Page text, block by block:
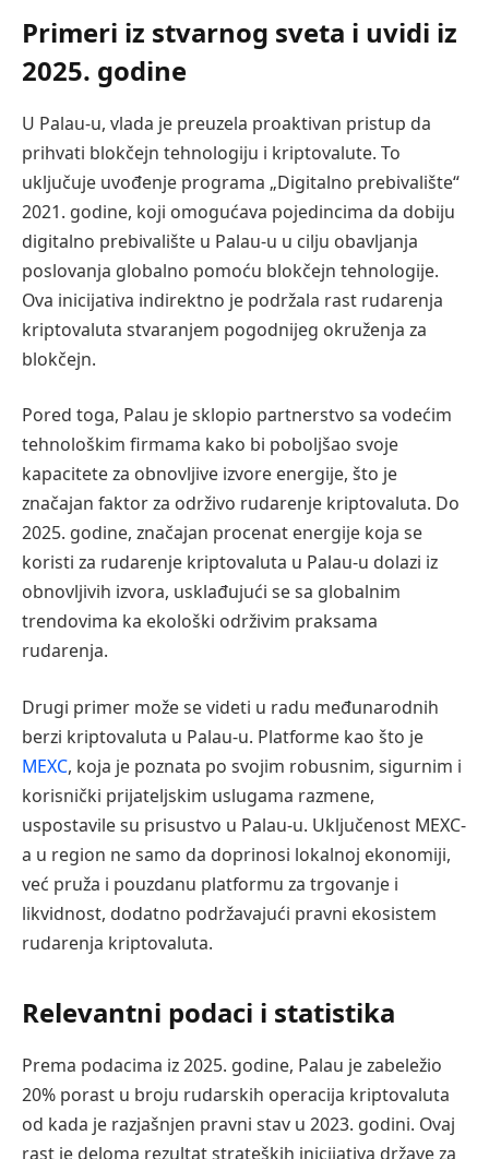
Primeri iz stvarnog sveta i uvidi iz
2025. godine
U Palau-u, vlada je preuzela proaktivan pristup da
prihvati blokčejn tehnologiju i kriptovalute. To
uključuje uvođenje programa „Digitalno prebivalište“
2021. godine, koji omogućava pojedincima da dobiju
digitalno prebivalište u Palau-u u cilju obavljanja
poslovanja globalno pomoću blokčejn tehnologije.
Ova inicijativa indirektno je podržala rast rudarenja
kriptovaluta stvaranjem pogodnijeg okruženja za
blokčejn.
Pored toga, Palau je sklopio partnerstvo sa vodećim
tehnološkim firmama kako bi poboljšao svoje
kapacitete za obnovljive izvore energije, što je
značajan faktor za održivo rudarenje kriptovaluta. Do
2025. godine, značajan procenat energije koja se
koristi za rudarenje kriptovaluta u Palau-u dolazi iz
obnovljivih izvora, usklađujući se sa globalnim
trendovima ka ekološki održivim praksama
rudarenja.
Drugi primer može se videti u radu međunarodnih
berzi kriptovaluta u Palau-u. Platforme kao što je
MEXC, koja je poznata po svojim robusnim, sigurnim i
korisnički prijateljskim uslugama razmene,
uspostavile su prisustvo u Palau-u. Uključenost MEXC-
a u region ne samo da doprinosi lokalnoj ekonomiji,
već pruža i pouzdanu platformu za trgovanje i
likvidnost, dodatno podržavajući pravni ekosistem
rudarenja kriptovaluta.
Relevantni podaci i statistika
Prema podacima iz 2025. godine, Palau je zabeležio
20% porast u broju rudarskih operacija kriptovaluta
od kada je razjašnjen pravni stav u 2023. godini. Ovaj
rast je deloma rezultat strateških inicijativa države za